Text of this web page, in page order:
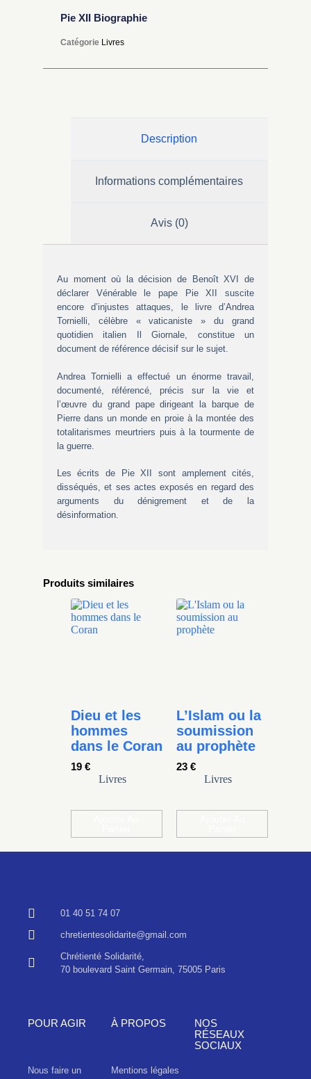
Produits similaires
Dieu et les
hommes
dans le Coran
19 €
Livres
L’Islam ou la
soumission
au prophète
23 €
Livres
Pie XII Biographie
Catégorie Livres
Description
Informations complémentaires
Avis (0)
Au moment où la décision de Benoît XVI de
déclarer Vénérable le pape Pie XII suscite
encore d’injustes attaques, le livre d’Andrea
Tornielli, célèbre « vaticaniste » du grand
quotidien italien Il Giornale, constitue un
document de référence décisif sur le sujet.
Andrea Tornielli a effectué un énorme travail,
documenté, référencé, précis sur la vie et
l’œuvre du grand pape dirigeant la barque de
Pierre dans un monde en proie à la montée des
totalitarismes meurtriers puis à la tourmente de
la guerre.
Les écrits de Pie XII sont amplement cités,
disséqués, et ses actes exposés en regard des
arguments du dénigrement et de la
désinformation.
01 40 51 74 07
chretientesolidarite@gmail.com
Chrétienté Solidarité,
70 boulevard Saint Germain, 75005 Paris
POUR AGIR
Nous faire un
À PROPOS
Mentions légales
NOS
RÉSEAUX
SOCIAUX